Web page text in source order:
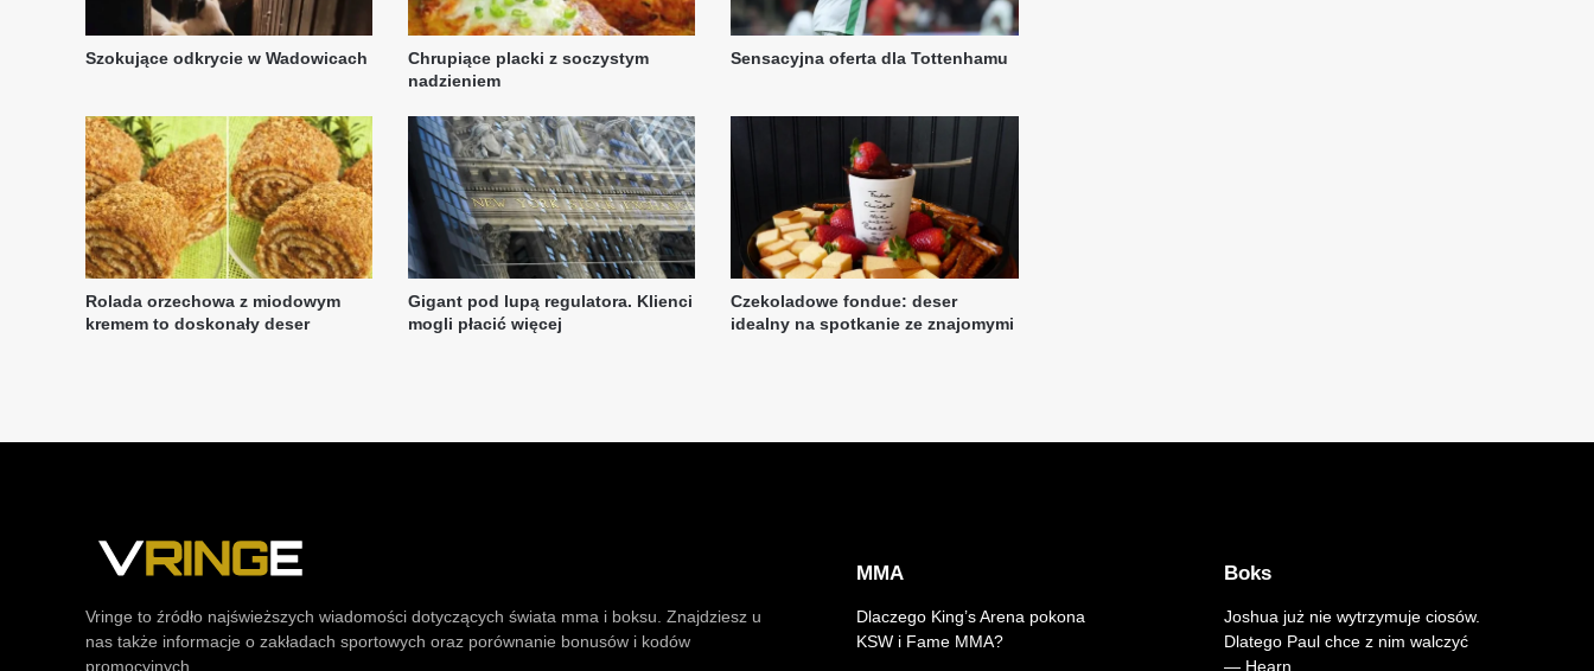
Vringe to źródło najświeższych wiadomości dotyczących świata mma i boksu. Znajdziesz u
nas także informacje o zakładach sportowych oraz porównanie bonusów i kodów
promocyjnych.
MMA
Dlaczego King’s Arena pokona
KSW i Fame MMA?
Boks
Joshua już nie wytrzymuje ciosów.
Dlatego Paul chce z nim walczyć
— Hearn